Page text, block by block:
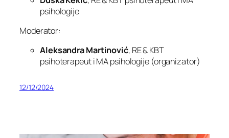
psihologije
Moderator:
Aleksandra Martinović, RE & KBT
psihoterapeut i MA psihologije (organizator)
12/12/2024